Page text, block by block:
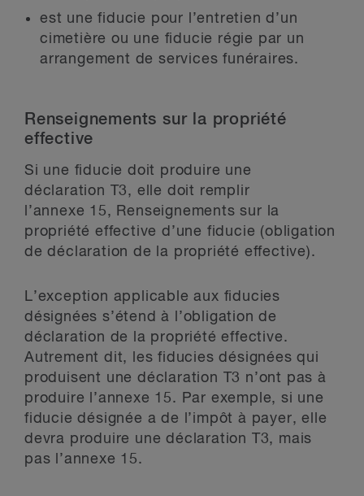
est une fiducie pour l’entretien d’un
cimetière ou une fiducie régie par un
arrangement de services funéraires.
Renseignements sur la propriété
effective
Si une fiducie doit produire une
déclaration T3, elle doit remplir
l’annexe 15, Renseignements sur la
propriété effective d’une fiducie (obligation
de déclaration de la propriété effective).
L’exception applicable aux fiducies
désignées s’étend à l’obligation de
déclaration de la propriété effective.
Autrement dit, les fiducies désignées qui
produisent une déclaration T3 n’ont pas à
produire l’annexe 15. Par exemple, si une
fiducie désignée a de l’impôt à payer, elle
devra produire une déclaration T3, mais
pas l’annexe 15.